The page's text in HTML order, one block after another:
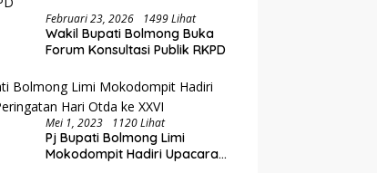
Februari 23, 2026 1499 Lihat
Wakil Bupati Bolmong Buka
Forum Konsultasi Publik RKPD
Mei 1, 2023 1120 Lihat
Pj Bupati Bolmong Limi
Mokodompit Hadiri Upacara